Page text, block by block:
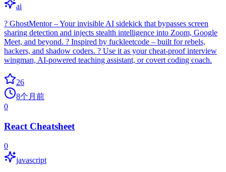
ai
?️ GhostMentor – Your invisible AI sidekick that bypasses screen
sharing detection and injects stealth intelligence into Zoom, Google
Meet, and beyond. ? Inspired by fuckleetcode – built for rebels,
hackers, and shadow coders. ? Use it as your cheat-proof interview
wingman, AI-powered teaching assistant, or covert coding coach.
26
8个月前
0
React Cheatsheet
0
javascript